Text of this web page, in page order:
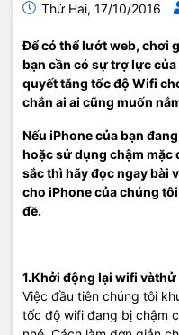
Thứ Hai, 17/10/2016
Để có thể lướt web, chơi
bạn cần có sự trợ lực
quyết tăng tốc độ Wifi
chắn ai ai cũng muốn
Nếu iPhone của bạn
hoặc sử dụng chậm mặc
sắc thì hãy đọc ngay bài
cho iPhone của chúng
đề.
1.Khởi động lại wifi
Việc đầu tiên chúng tôi
tốc độ wifi đang bị chậm